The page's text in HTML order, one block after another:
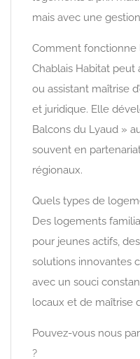
mais avec une
Comment fonctionne
Chablais Habitat
ou assistant maîtrise
et juridique. Elle
Balcons du Lyaud »
souvent en
régionaux.
Quels types de
Des logements
pour jeunes actifs,
solutions innovantes
avec un souci
locaux et de maîtrise
Pouvez-vous nous
?